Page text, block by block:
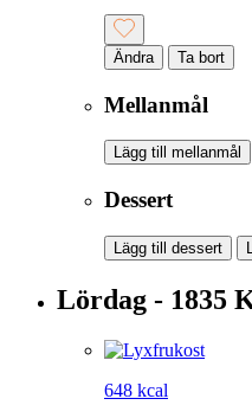
Ändra Ta bort
Mellanmål
Lägg till mellanmål
Dessert
Lägg till dessert
Lördag - 1835
648 kcal